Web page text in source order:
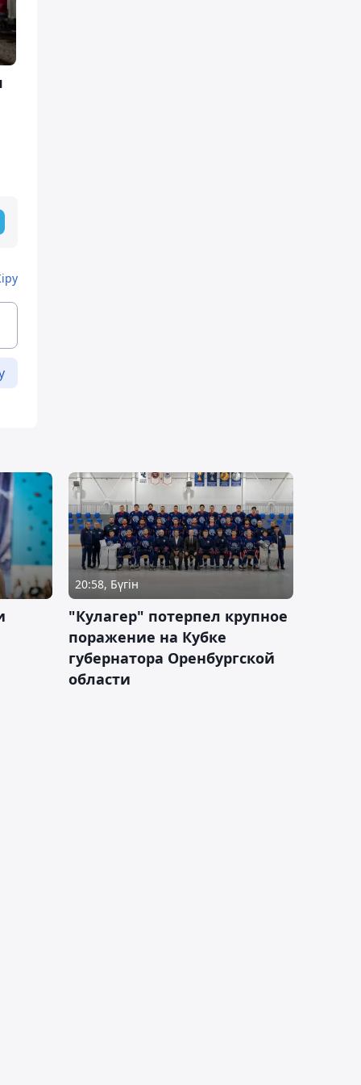
20:58, Бүгін
"Кулагер" потерпел крупное
поражение на Кубке
губернатора Оренбургской
области